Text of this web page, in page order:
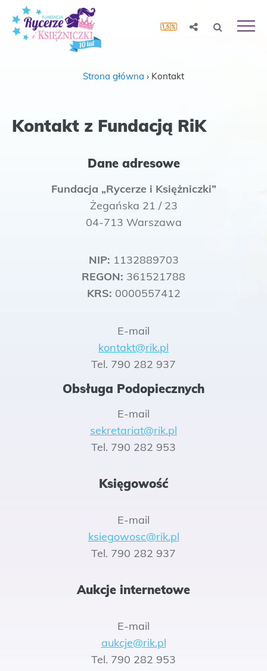
Strona główna › Kontakt
Kontakt z Fundacją RiK
Dane adresowe
Fundacja „Rycerze i Księżniczki”
Żegańska 21 / 23
04-713 Warszawa
NIP: 1132889703
REGON: 361521788
KRS: 0000557412
E-mail
kontakt@rik.pl
Tel. 790 282 937
Obsługa Podopiecznych
E-mail
sekretariat@rik.pl
Tel. 790 282 953
Księgowość
E-mail
ksiegowosc@rik.pl
Tel. 790 282 937
Aukcje internetowe
E-mail
aukcje@rik.pl
Tel. 790 282 953